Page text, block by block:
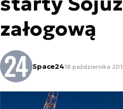
załogową
Space2418 października